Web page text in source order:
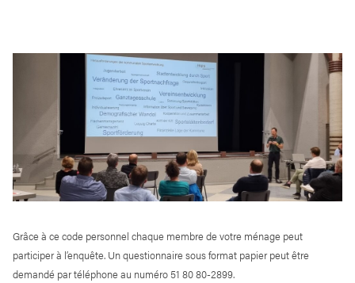
Grâce à ce code personnel chaque membre de votre ménage peut
participer à l’enquête. Un questionnaire sous format papier peut être
demandé par téléphone au numéro 51 80 80-2899.